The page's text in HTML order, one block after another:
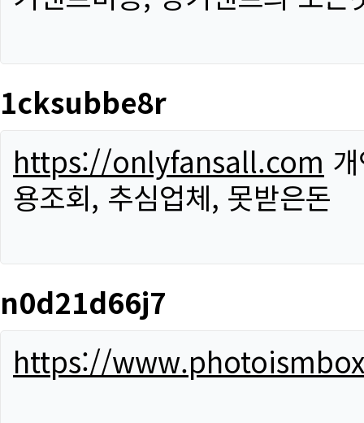
1cksubbe8r
https://onlyfansall.com
용조회, 추심업체, 못받은돈
n0d21d66j7
https://